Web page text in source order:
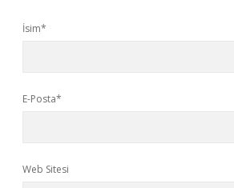
İsim*
E-Posta*
Web Sitesi